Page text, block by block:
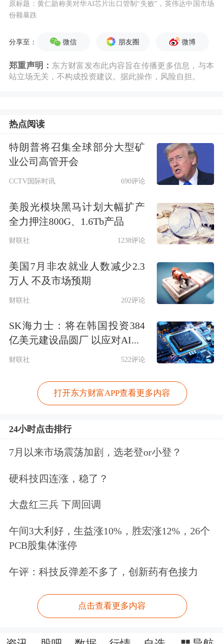
原标题：黄仁勋称美对华AI芯片出口管制“失败”，英伟达中国市场
份额暴跌
分享至： 微信 朋友圈 微博
郑重声明： 东方财富发布此内容旨在传播更多信息，与本
站立场无关，不构成投资建议。据此操作，风险自担。
热点阅读
特朗普将召集全球部分大型矿
业公司高管开会
CCTV国际时讯 690评论
美股光模块黑马计划大幅扩产
全力押注800G、1.6Tb产品
财联社 1238评论
美国7月非农就业人数减少2.3
万人 不及市场预期
财联社 202评论
SK海力士：将在韩国投资384
亿美元建设晶圆厂 以应对AI...
财联社 522评论
打开东方财富APP查看更多内容
24小时点击排行
7月以来市场震荡加剧，选老登or小登？
硬科技四连涨，稳了？
大盘红三兵 下周回调
午间3大利好，生益涨10%，胜宏涨12%，26个
PCB股集体涨停
午评：科技反弹差不多了，创新药有色接力
点击查看更多内容